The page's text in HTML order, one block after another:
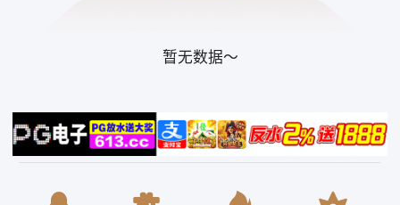
暂无数据～